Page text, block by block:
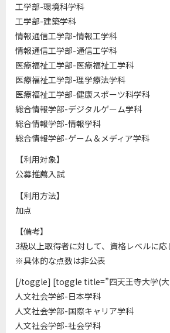
工学部-環境科学科
工学部-建築学科
情報通信工学部-情報工学科
情報通信工学部-通信工学科
医療福祉工学部-医療福祉工学科
医療福祉工学部-理学療法学科
医療福祉工学部-健康スポーツ科学科
総合情報学部-デジタルゲーム学科
総合情報学部-情報学科
総合情報学部-ゲーム＆メディア学科
【利用対象】
公募推薦入試
【利用方法】
加点
【備考】
3級以上取得者に対して、資格レベルに応
※具体的な点数は非公表
[/toggle] [toggle title=”四天王寺大学(大
人文社会学部-日本学科
人文社会学部-国際キャリア学科
人文社会学部-社会学科